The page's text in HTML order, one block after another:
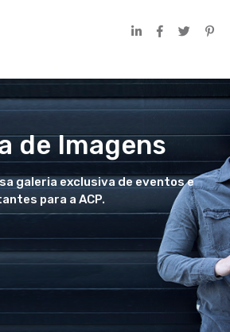
de Imagens
galeria exclusiva de eventos e
para a ACP.